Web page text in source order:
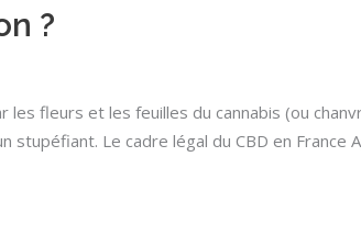
?
les fleurs et les feuilles du cannabis (ou
stupéfiant. Le cadre légal du CBD en France